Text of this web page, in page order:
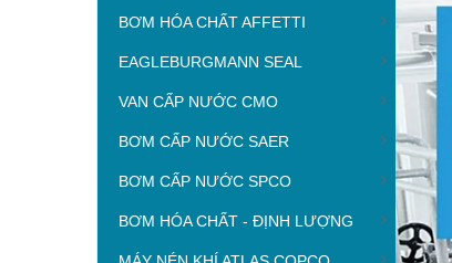
BƠM HÓA CHẤT AFFETTI
EAGLEBURGMANN SEAL
VAN CẤP NƯỚC CMO
BƠM CẤP NƯỚC SAER
BƠM CẤP NƯỚC SPCO
BƠM HÓA CHẤT - ĐỊNH LƯỢNG